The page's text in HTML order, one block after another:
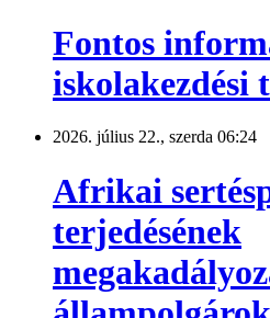
Fontos
iskolakezdési
2026. július 22., szerda 06:24
Afrikai
terjedésének